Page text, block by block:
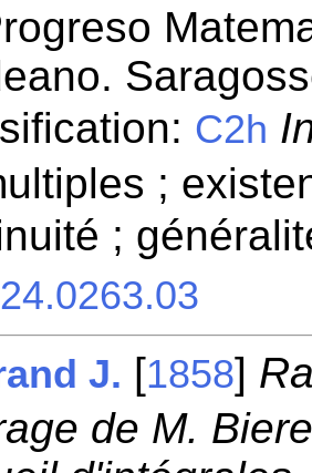
C2h
;
;
J. [1858]
de M.